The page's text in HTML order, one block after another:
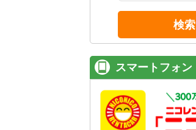
検索
スマートフォン